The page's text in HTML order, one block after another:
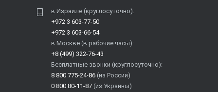
в Израиле (круглосуточно):
+972 3 603-77-50
+972 3 603-66-54
в Москве (в рабочие часы):
+8 (499) 322-76-43
Бесплатные звонки (круглосуточно):
8 800 775-24-86 (из России)
0 800 80-11-87 (из Украины)